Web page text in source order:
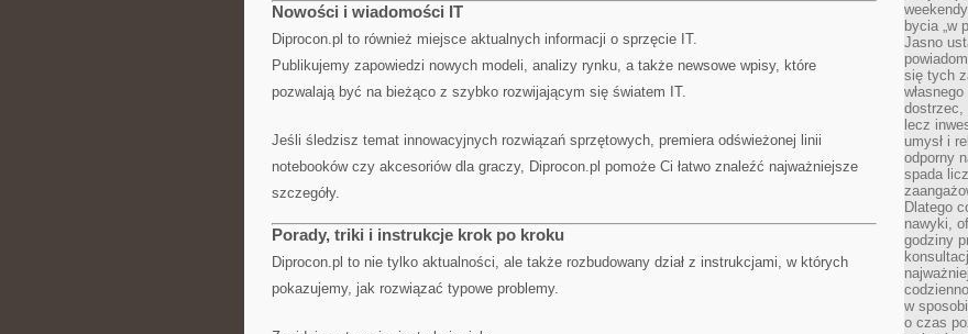
Nowości i wiadomości IT
Diprocon.pl to również miejsce aktualnych informacji o sprzęcie IT.
Publikujemy zapowiedzi nowych modeli, analizy rynku, a także newsowe wpisy, które
pozwalają być na bieżąco z szybko rozwijającym się światem IT.
Jeśli śledzisz temat innowacyjnych rozwiązań sprzętowych, premiera odświeżonej linii
notebooków czy akcesoriów dla graczy, Diprocon.pl pomoże Ci łatwo znaleźć najważniejsze
szczegóły.
Porady, triki i instrukcje krok po kroku
Diprocon.pl to nie tylko aktualności, ale także rozbudowany dział z instrukcjami, w których
pokazujemy, jak rozwiązać typowe problemy.
bycia „w
Jasno
się tych
dostrzec,
lecz
umysł i
odporny
spada
Dlatego
nawyki,
godziny
w
o czas